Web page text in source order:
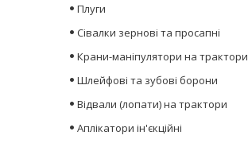
Плуги
Сівалки зернові та просапні
Крани-маніпулятори на трактори
Шлейфові та зубові борони
Відвали (лопати) на трактори
Аплікатори ін'єкційні